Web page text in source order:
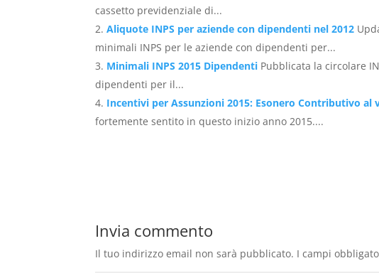
cassetto previdenziale di...
Aliquote INPS per aziende con dipendenti nel 2012
minimali INPS per le aziende con dipendenti per...
Minimali INPS 2015 Dipendenti Pubblicata la circolare
dipendenti per il...
Incentivi per Assunzioni 2015: Esonero Contributivo al
fortemente sentito in questo inizio anno 2015....
Invia commento
Il tuo indirizzo email non sarà pubblicato. I campi